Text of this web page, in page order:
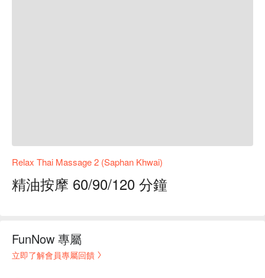
Relax Thai Massage 2 (Saphan Khwai)
精油按摩 60/90/120 分鐘
FunNow 專屬
立即了解會員專屬回饋